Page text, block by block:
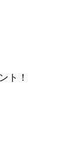
ト！